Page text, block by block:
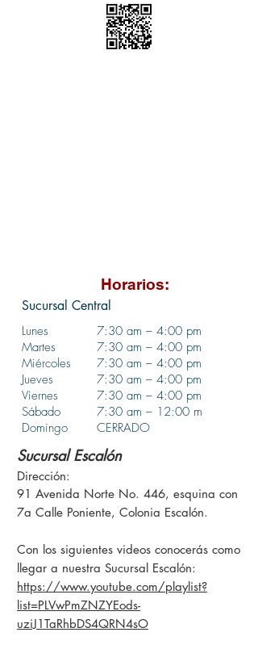
Horarios:
Sucursal Central
Lunes
Martes
Miércoles
Jueves
Viernes
Sábado
Domingo
7:30 am – 4:00 pm
7:30 am – 4:00 pm
7:30 am – 4:00 pm
7:30 am – 4:00 pm
7:30 am – 4:00 pm
7:30 am – 12:00 m
CERRADO
Sucursal Escalón
Dirección:
91 Avenida Norte No. 446, esquina con
7a Calle Poniente, Colonia Escalón.
Con los siguientes videos conocerás como
llegar a nuestra Sucursal Escalón:
https://www.youtube.com/playlist?
list=PLVwPmZNZYEods-
uziJ1TaRhbDS4QRN4sO